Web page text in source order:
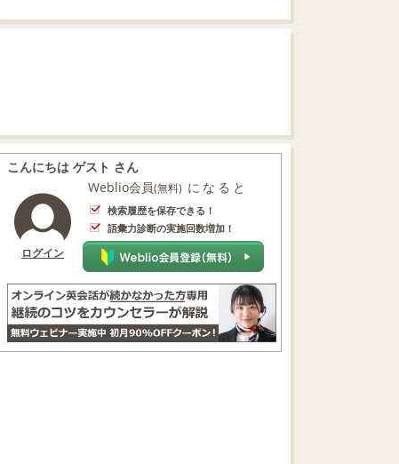
こんにちは ゲスト さん
ログイン
Weblio会員(無料) になると
検索履歴を保存できる！
語彙力診断の実施回数増加！